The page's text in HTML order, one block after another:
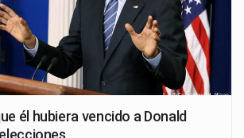
él hubiera vencido a Donald